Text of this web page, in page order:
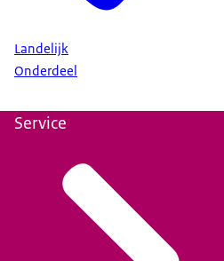
Landelijk
Onderdeel
Service